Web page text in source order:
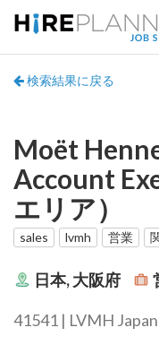
検索結果に戻る
Moët
Account
エリア）
sales lvmh 営業
日本, 大阪府
41541 | LVMH